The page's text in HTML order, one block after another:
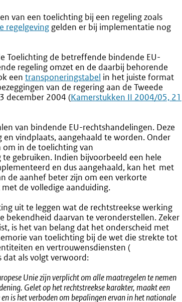
Bij
De
van een toelichting bij een regeling zoals
regelgeving gelden er bij implementatie nog
Toelichting de betreffende bindende EU-
regeling omzet en de daarbij behorende
een transponeringstabel in het juiste format
van de regering aan de Tweede
december 2004 (Externe
Kamerstukken II 2004/05, 21
van bindende EU-rechtshandelingen. Deze
vindplaats, aangehaald te worden. Onder
in de toelichting van
gebruiken. Indien bijvoorbeeld een hele
en dus aangehaald, kan het met
de aanhef beter zijn om een verkorte
de volledige aanduiding.
uit te leggen wat de rechtstreekse werking
bekendheid daarvan te veronderstellen. Zeker
is het van belang dat het onderscheid met
van toelichting bij de wet die strekte tot
en vertrouwensdiensten (
dat als volgt verwoord:
Unie zijn verplicht om alle maatregelen te nemen
Gelet op het rechtstreekse karakter, maakt een
is het verboden om bepalingen ervan in het nationale